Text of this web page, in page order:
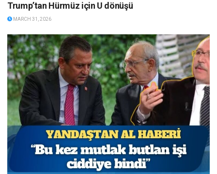
Trump’tan Hürmüz için U dönüşü
MARCH 31, 2026